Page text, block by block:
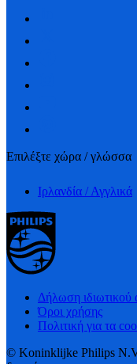
Επιλέξτε χώρα / γλώσσα
Ιρλανδία / Αγγλικά
Δήλωση ιδιωτικού
Όροι χρήσης
Πολιτική για τα
© Koninklijke Philips